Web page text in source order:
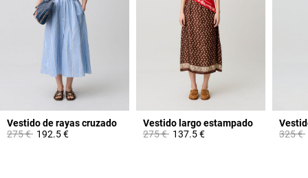
Vestido de rayas cruzado
Price reduced from
275 €to192.5 €
Vestido largo estampado
Price reduced from
275 €to137.5 €
Price
325 €